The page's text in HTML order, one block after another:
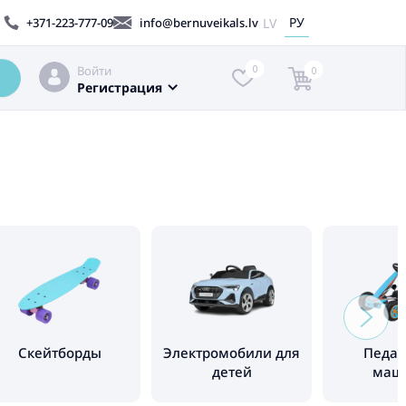
+371-223-777-09 info@bernuveikals.lv LV РУ
Войти
Регистрация
0 0
Cкейтборды
Электромобили для
детей